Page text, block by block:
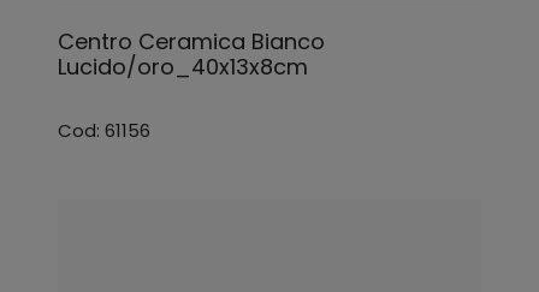
Centro Ceramica Bianco
Lucido/oro_40x13x8cm
Cod: 61156